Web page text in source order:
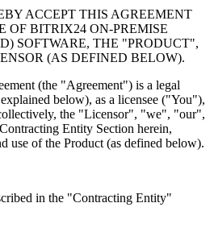
ACCEPT THIS AGREEMENT
OF BITRIX24 ON-PREMISE
SOFTWARE, THE "PRODUCT",
(AS DEFINED BELOW).
(the "Agreement") is a legal
below), as a licensee ("You"),
the "Licensor", "we", "our",
Entity Section herein,
use of the Product (as defined below).
in the "Contracting Entity"